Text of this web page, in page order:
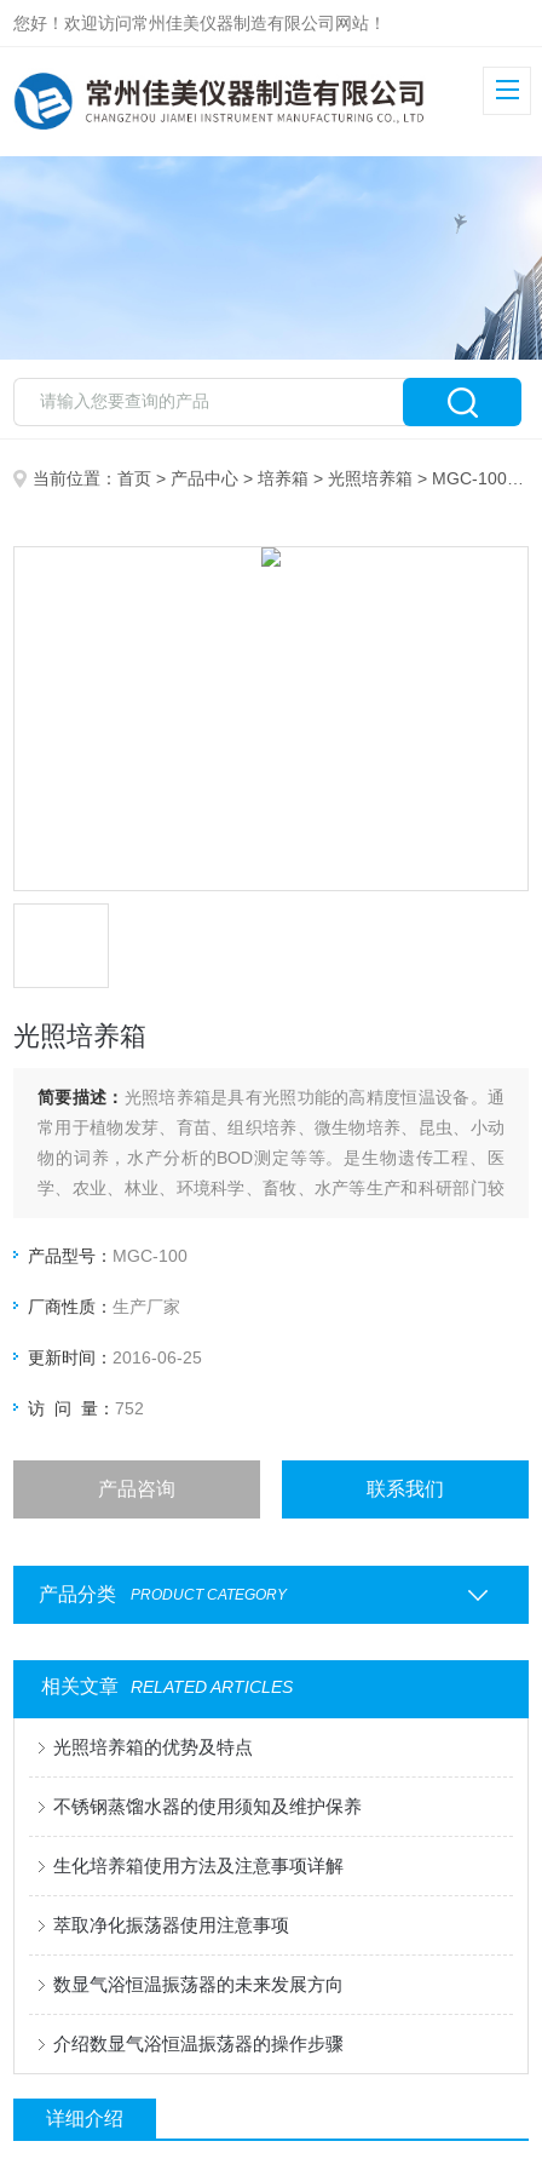
您好！欢迎访问常州佳美仪器制造有限公司网站！
当前位置：首页 > 产品中心 >培养箱 >光照培养箱 > MGC-100光照培养箱
光照培养箱
简要描述： 光照培养箱是具有光照功能的高精度恒温设备。通
常用于植物发芽、育苗、组织培养、微生物培养、昆虫、小动
物的词养，水产分析的BOD测定等等。是生物遗传工程、医
学、农业、林业、环境科学、畜牧、水产等生产和科研部门较
产品型号： MGC-100
厂商性质：生产厂家
更新时间： 2016-06-25
访 问 量：752
产品咨询 联系我们
产品分类 PRODUCT CATEGORY
相关文章 RELATED ARTICLES
光照培养箱的优势及特点
不锈钢蒸馏水器的使用须知及维护保养
生化培养箱使用方法及注意事项详解
萃取净化振荡器使用注意事项
数显气浴恒温振荡器的未来发展方向
介绍数显气浴恒温振荡器的操作步骤
详细介绍